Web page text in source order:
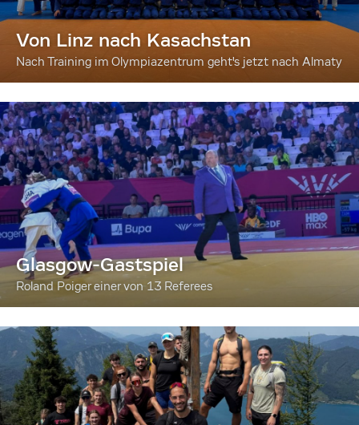
Von Linz nach Kasachstan
Nach Training im Olympiazentrum geht's jetzt nach Almaty
Glasgow-Gastspiel
Roland Poiger einer von 13 Referees